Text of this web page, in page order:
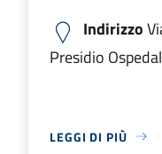
Indirizzo
Presidio
LEGGI DI PIÙ